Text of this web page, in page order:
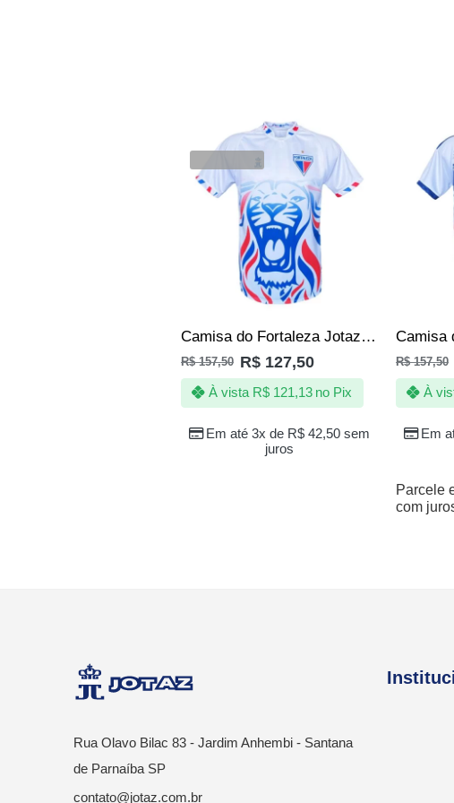
Camisa do Fortaleza Jotaz – Leão Tricolor -Masculino
R$157,50 R$ 127,50
Em até 3x de R$ 42,50 sem
juros
À vista R$121,13 no Pix
R$157,50
Em
À
Parcele
com
Rua Olavo Bilac 83 - Jardim Anhembi - Santana
de Parnaíba SP
contato@jotaz.com.br